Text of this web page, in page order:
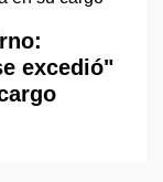
excedió"